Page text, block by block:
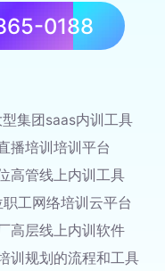
0188
型集团saas内训工具
播培训培训平台
高管线上内训工具
职工网络培训云平台
高层线上内训软件
训规划的流程和工具